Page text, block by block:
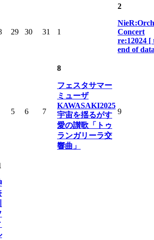
29 30 31 1
2
Concert
re:12024 [
end of
5 6 7
8
フェスタサマー
ミューザ
KAWASAKI2025
宇宙を揺るがす
愛の讃歌「トゥ
ランガリーラ交
響曲」
9